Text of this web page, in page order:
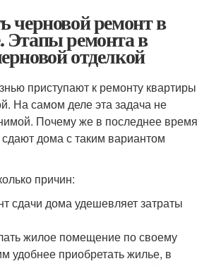
черновой ремонт в
Этапы ремонта в
отделкой
приступают к ремонту квартиры
На самом деле эта задача не
Почему же в последнее время
дома с таким вариантом
причин:
сдачи дома удешевляет затраты
жилое помещение по своему
удобнее приобретать жилье, в